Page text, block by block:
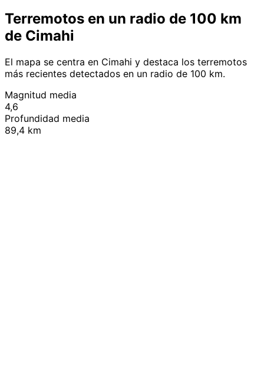
Terremotos en un radio de 100 km
de Cimahi
El mapa se centra en Cimahi y destaca los terremotos
más recientes detectados en un radio de 100 km.
Magnitud media
4,6
Profundidad media
89,4 km